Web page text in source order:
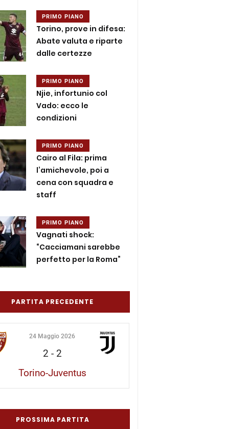
PRIMO PIANO
Torino, prove in difesa:
Abate valuta e riparte
dalle certezze
PRIMO PIANO
Njie, infortunio col
Vado: ecco le
condizioni
PRIMO PIANO
Cairo al Fila: prima
l’amichevole, poi a
cena con squadra e
staff
PRIMO PIANO
Vagnati shock:
“Cacciamani sarebbe
perfetto per la Roma”
PARTITA PRECEDENTE
24 Maggio 2026
2 - 2
Torino-Juventus
PROSSIMA PARTITA